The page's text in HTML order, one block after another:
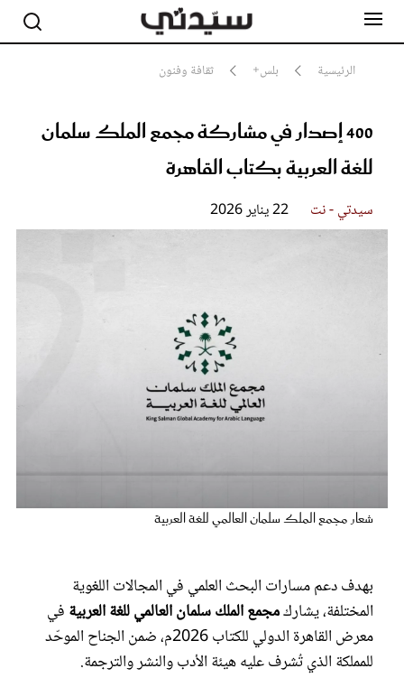
الرئيسية بلس+ ثقافة وفنون
400 إصدار في مشاركة مجمع الملك سلمان
للغة العربية بكتاب القاهرة
سيدتي - نت 22 يناير 2026
شعار مجمع الملك سلمان العالمي للغة العربية
بهدف دعم مسارات البحث العلمي في المجالات اللغوية
المختلفة، يشاركمجمع الملك سلمان العالمي للغة العربية في
معرض القاهرة الدولي للكتاب 2026م، ضمن الجناح الموحّد
للمملكة الذي تُشرف عليه هيئة الأدب والنشر والترجمة.
مشاهير
جمال
سيدتي وطفلك
لايف ستايل
مجلة سيدتي